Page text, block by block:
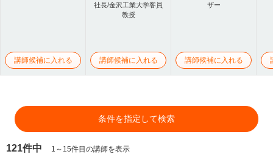
講師候補に入れる
社長/金沢工業大学客員
教授
講師候補に入れる
ザー
講師候補に入れる
条件を指定して検索
121件中 1～15件目の講師を表示